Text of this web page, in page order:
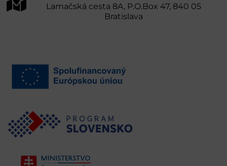
Lamačská cesta 8A, P.O.Box 47, 840 05
Bratislava